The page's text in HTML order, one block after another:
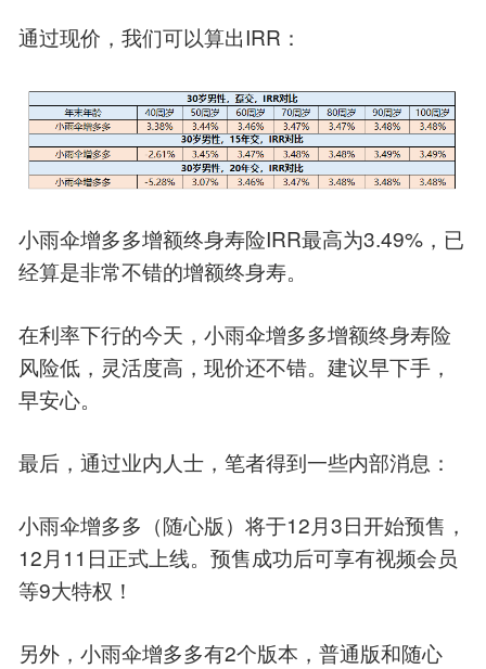
通过现价，我们可以算出 IRR ：
小雨伞增多多增额终身寿险IRR最高为3.49%，已
经算是非常不错的增额终身寿。
在利率下行的今天，小雨伞增多多增额终身寿险
风险低，灵活度高，现价还不错。建议早下手，
早安心。
最后，通过业内人士，笔者得到一些内部消息：
小雨伞增多多（随心版）将于12月 3 日开始预售，
12月 11 日正式上线。预售成功后可享有视频会员
等9大特权！
另外，小雨伞增多多有2个版本，普通版和随心